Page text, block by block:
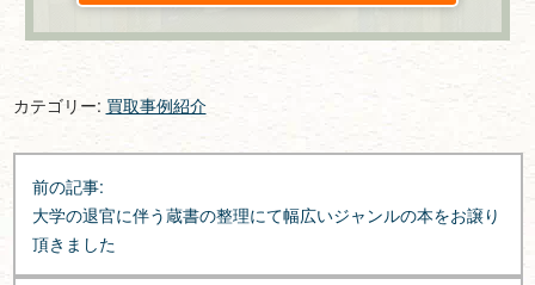
カテゴリー: 買取事例紹介
投
稿
ナ
ビ
前の記事:
大学の退官に伴う蔵書の整理にて幅広いジャンルの本をお譲り
頂きました